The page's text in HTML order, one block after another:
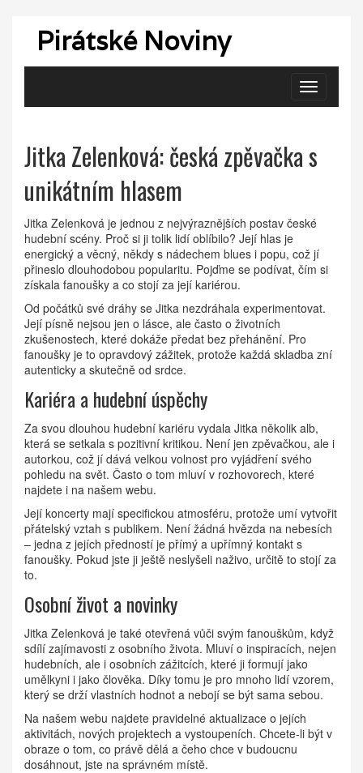
Pirátské Noviny
Zobrazit
navigaci
Jitka Zelenková: česká zpěvačka s
unikátním hlasem
Jitka Zelenková je jednou z nejvýraznějších postav české
hudební scény. Proč si ji tolik lidí oblíbilo? Její hlas je
energický a věcný, někdy s nádechem blues i popu, což jí
přineslo dlouhodobou popularitu. Pojďme se podívat, čím si
získala fanoušky a co stojí za její kariérou.
Od počátků své dráhy se Jitka nezdráhala experimentovat.
Její písně nejsou jen o lásce, ale často o životních
zkušenostech, které dokáže předat bez přehánění. Pro
fanoušky je to opravdový zážitek, protože každá skladba zní
autenticky a skutečně od srdce.
Kariéra a hudební úspěchy
Za svou dlouhou hudební kariéru vydala Jitka několik alb,
která se setkala s pozitivní kritikou. Není jen zpěvačkou, ale i
autorkou, což jí dává velkou volnost pro vyjádření svého
pohledu na svět. Často o tom mluví v rozhovorech, které
najdete i na našem webu.
Její koncerty mají specifickou atmosféru, protože umí vytvořit
přátelský vztah s publikem. Není žádná hvězda na nebesích
– jedna z jejích předností je přímý a upřímný kontakt s
fanoušky. Pokud jste ji ještě neslyšeli naživo, určitě to stojí za
to.
Osobní život a novinky
Jitka Zelenková je také otevřená vůči svým fanouškům, když
sdílí zajímavosti z osobního života. Mluví o inspiracích, nejen
hudebních, ale i osobních zážitcích, které ji formují jako
umělkyni i jako člověka. Díky tomu je pro mnoho lidí vzorem,
který se drží vlastních hodnot a nebojí se být sama sebou.
Na našem webu najdete pravidelné aktualizace o jejích
aktivitách, nových projektech a vystoupeních. Chcete-li být v
obraze o tom, co právě dělá a čeho chce v budoucnu
dosáhnout, jste na správném místě.